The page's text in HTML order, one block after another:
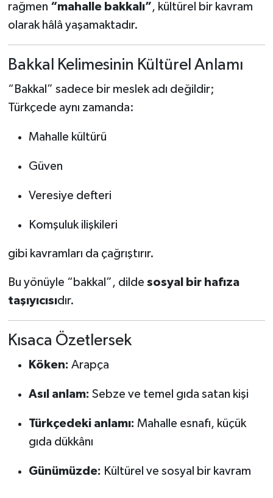
rağmen “mahalle bakkalı”, kültürel bir kavram
olarak hâlâ yaşamaktadır.
Bakkal Kelimesinin Kültürel Anlamı
“Bakkal” sadece bir meslek adı değildir;
Türkçede aynı zamanda:
Mahalle kültürü
Güven
Veresiye defteri
Komşuluk ilişkileri
gibi kavramları da çağrıştırır.
Bu yönüyle “bakkal”, dilde sosyal bir hafıza
taşıyıcısıdır.
Kısaca Özetlersek
Köken: Arapça
Asıl anlam: Sebze ve temel gıda satan kişi
Türkçedeki anlamı: Mahalle esnafı, küçük
gıda dükkânı
Günümüzde: Kültürel ve sosyal bir kavram